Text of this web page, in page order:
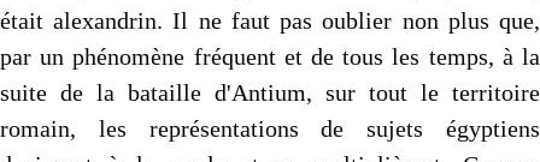
était alexandrin. Il ne faut pas oublier non plus que,
par un phénomène fréquent et de tous les temps, à la
suite de la bataille d'Antium, sur tout le territoire
romain, les représentations de sujets égyptiens